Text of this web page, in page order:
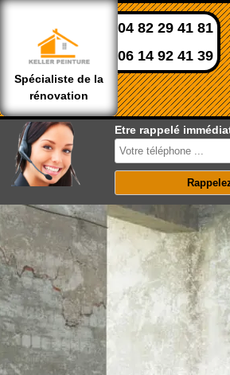
Spécialiste de la
rénovation
04 82 29 41 81
06 14 92 41 39
Etre rappelé